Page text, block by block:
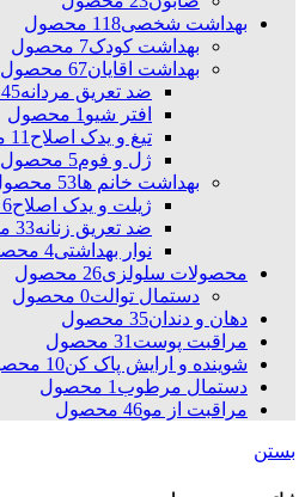
بهداشت شخصی118 محصول
بهداشت کودک7 محصول
بهداشت اقایان67 محصول
ضد تعریق مردانه45 محصول
افتر شیو1 محصول
تیغ و یدک اصلاح11 محصول
ژل و فوم5 محصول
بهداشت خانم ها53 محصول
ژیلت و یدک اصلاح6 محصول
ضد تعریق زنانه33 محصول
نوار بهداشتی4 محصول
محصولات سلولزی26 محصول
دستمال توالت0 محصول
دهان و دندان35 محصول
مراقبت پوست31 محصول
شوینده و ارایش پاک کن10 محصول
دستمال مرطوب1 محصول
مراقبت از مو46 محصول
بستن